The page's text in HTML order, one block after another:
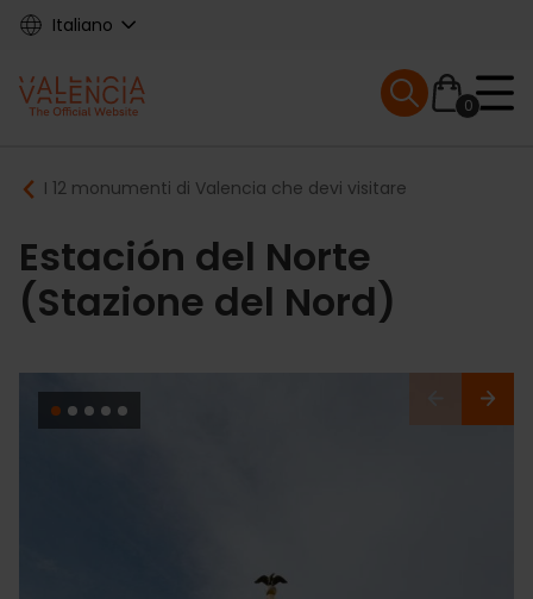
Skip
content
Italiano
Main
navigation
0
Mobile menu
Breadcrumb
I 12 monumenti di Valencia che devi visitare
Estación del Norte
(Stazione del Nord)